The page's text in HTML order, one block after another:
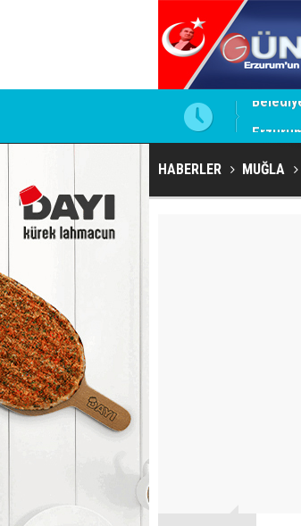
HABERLER MUĞLA